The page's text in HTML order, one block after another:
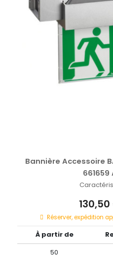
Bannière Accessoire
Réserver, expédition
À partir de
50